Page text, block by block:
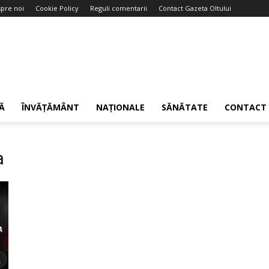
noi Cookie Policy Reguli comentarii Contact Gazeta Oltului
ÎNVĂȚĂMÂNT NAȚIONALE SĂNĂTATE CONTACT